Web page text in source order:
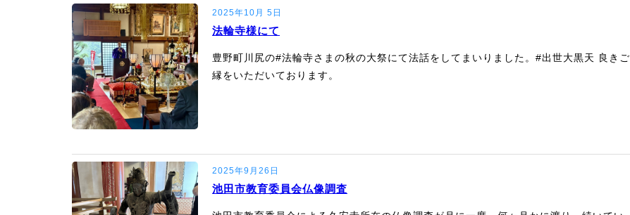
2025年10月 5日
法輪寺様にて
豊野町川尻の#法輪寺さまの秋の大祭にて法話をしてまいりました。#出世大黒天 良きご
縁をいただいております。
2025年9月26日
池田市教育委員会仏像調査